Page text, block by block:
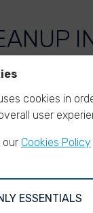
here and
YOUR PHOTOS
cookies in
user
our Cookies Policy
ESSENTIALS